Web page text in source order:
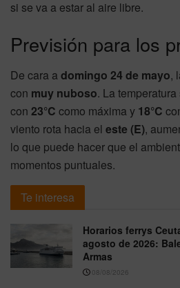
si se va a estar al aire libre.
Previsión para los
De cara adomingo 24 de mayo,
con muy nuboso. La
con 23°C como máxima y 18°C
viento rota hacia el este (E),
lo que puede hacer que el
momentos puntuales.
Te interesa
Horarios ferrys
agosto de 2026:
Armas
08/08/2026